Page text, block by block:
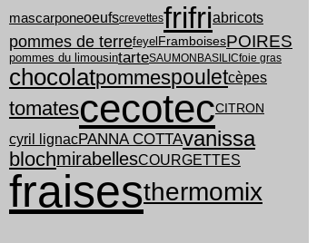
mascarponeoeufscrevettesfrifriabricots
pommes de terrefeyel FramboisesPOIRES
pommes du limousintarteSAUMONBASILICfoie gras
chocolatpommespouletcèpes
tomatescecotecCITRON
cyril lignacPANNA COTTAvanissa
blochmirabellesCOURGETTES
fraisesthermomix